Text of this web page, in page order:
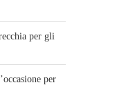
per gli
per